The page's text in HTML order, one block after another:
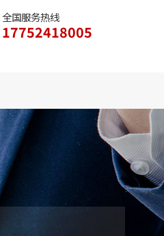
全国服务热线
17752418005